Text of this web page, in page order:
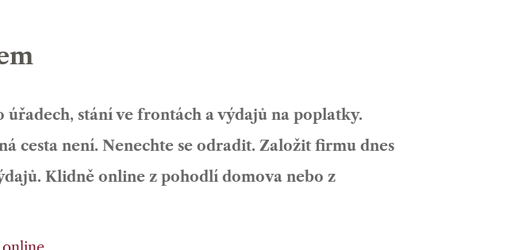
stání ve frontách a výdajů na poplatky.
cesta není. Nenechte se odradit. Založit firmu dnes
Klidně online z pohodlí domova nebo z